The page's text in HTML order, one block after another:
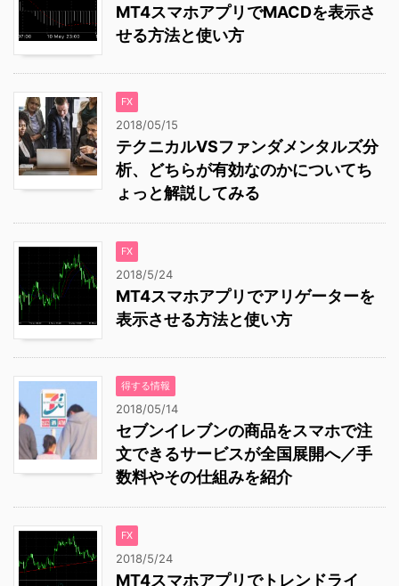
MT4スマホアプリでMACDを表示さ
せる方法と使い方
FX
2018/05/15
テクニカルVSファンダメンタルズ分
析、どちらが有効なのかについてち
ょっと解説してみる
FX
2018/5/24
MT4スマホアプリでアリゲーターを
表示させる方法と使い方
得する情報
2018/05/14
セブンイレブンの商品をスマホで注
文できるサービスが全国展開へ／手
数料やその仕組みを紹介
FX
2018/5/24
MT4スマホアプリでトレンドライ